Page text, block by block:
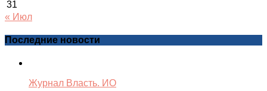
31
« Июл
Последние новости
Журнал Власть. ИО